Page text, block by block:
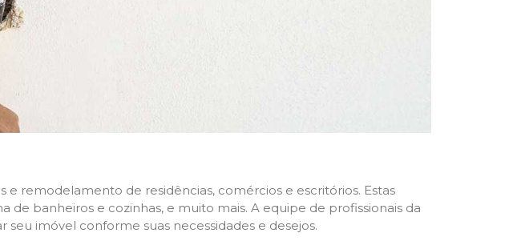
e remodelamento de residências, comércios e escritórios. Estas
banheiros e cozinhas, e muito mais. A equipe de profissionais da
imóvel conforme suas necessidades e desejos.